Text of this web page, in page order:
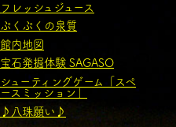
フレッシュジュース
ぷくぷくの泉質
館内地図
宝石発掘体験 SAGASO
シューティングゲーム「スペ
ースミッション」
♪八珠願い♪